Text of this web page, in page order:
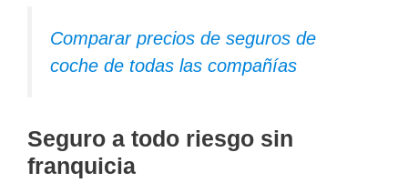
Comparar precios de seguros de
coche de todas las compañías
Seguro a todo riesgo sin
franquicia